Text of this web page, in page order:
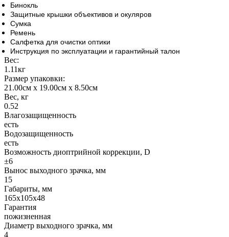
Бинокль
Защитные крышки объективов и окуляров
Сумка
Ремень
Салфетка для очистки оптики
Инструкция по эксплуатации и гарантийный талон
Вес:
1.11кг
Размер упаковки:
21.00см x 19.00см x 8.50см
Вес, кг
0.52
Влагозащищенность
есть
Водозащищенность
есть
Возможность диоптрийной коррекции, D
±6
Вынос выходного зрачка, мм
15
Габариты, мм
165x105x48
Гарантия
пожизненная
Диаметр выходного зрачка, мм
4